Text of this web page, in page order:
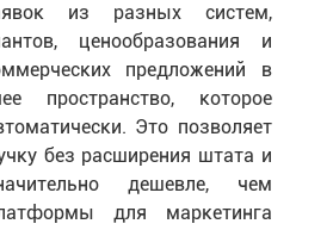
из разных систем,
ценообразования и
предложений в
пространство, которое
Это позволяет
без расширения штата и
дешевле, чем
для маркетинга